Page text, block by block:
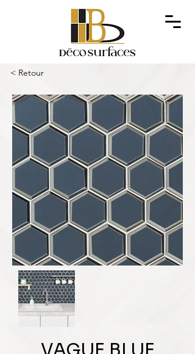
< Retour